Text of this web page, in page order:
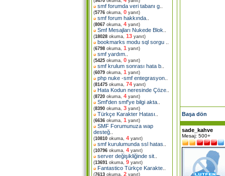
smf forumda veri tabanı g
(5776 okuma, 0 yanıt)
smf forum hakkında
(8067 okuma, 4 yanıt)
Smf Mesajları Nukede Blok
(18028 okuma, 13 yanıt)
bookmarks modu sql sorgu
(6798 okuma, 1 yanıt)
smf yardım
(5425 okuma, 0 yanıt)
smf krulum sonrası hata b
(6079 okuma, 1 yanıt)
php nuke -smf entegrasyon
(81475 okuma, 74 yanıt)
Hata Kodun neresinde Çöze
(8720 okuma, 4 yanıt)
Smf'den smf'ye bilgi akta
(8390 okuma, 3 yanıt)
Türkçe Karakter Hatası
(6636 okuma, 1 yanıt)
SMF Forumunuza wap
desteğ
(10810 okuma, 4 yanıt)
smf kurulumunda ssl hatas
(10796 okuma, 4 yanıt)
server değişikliğinde sit
(13691 okuma, 9 yanıt)
Fantastico Türkçe Karakte
(7613 okuma, 2 yanıt)
Başa dön
sade_kahve
Mesaj: 500+